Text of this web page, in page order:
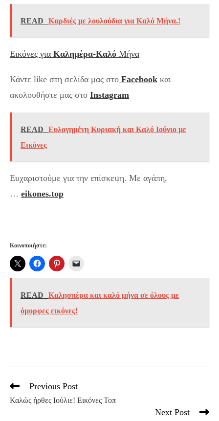
READ Καρδιές με λουλούδια για Καλό Μήνα.!
Εικόνες για Καλημέρα-Καλό Μήνα
Κάντε like στη σελίδα μας στο Facebook και
ακολουθήστε μας στο Instagram
READ
Ευλογημένη Κυριακή και Καλό Ιούνιο με
Εικόνες
Ευχαριστούμε για την επίσκεψη. Με αγάπη,
… eikones.top
Κοινοποιήστε:
READ
Καλησπέρα και καλό μήνα σε όλους με
όμορφες εικόνες!
Read
articles
Previous Post
Καλώς ήρθες Ιούλιε! Εικόνες Τοπ
Next Post